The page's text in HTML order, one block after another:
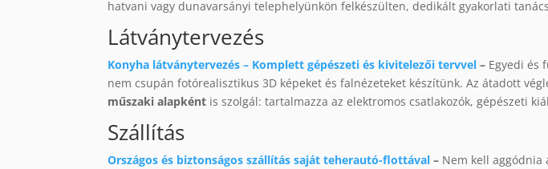
hatvani vagy dunavarsányi telephelyünkön felkészülten, dedikált gyakorlati
Látványtervezés
Konyha látványtervezés – Komplett gépészeti és kivitelezői tervvel – Egyedi és
nem csupán fotórealisztikus 3D képeket és falnézeteket készítünk. Az átadott
műszaki alapként is szolgál: tartalmazza az elektromos csatlakozók, gépészeti
Szállítás
Országos és biztonságos szállítás saját teherautó-flottával – Nem kell aggódnia